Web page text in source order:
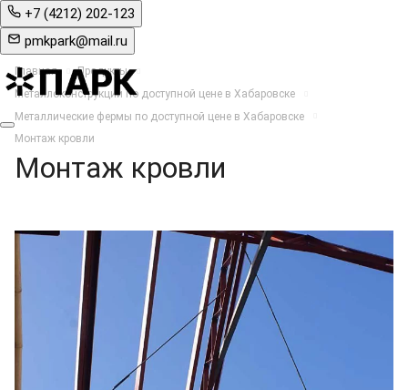
+7 (4212) 202-123
pmkpark@mail.ru
Главная
Продукты
Металлоконструкции по доступной цене в Хабаровске
Металлические фермы по доступной цене в Хабаровске
Монтаж кровли
Монтаж кровли